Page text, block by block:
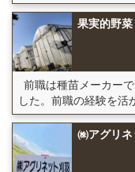
果実的野
前職は種苗メーカー
した。前職の経験を活
㈱アグリネ